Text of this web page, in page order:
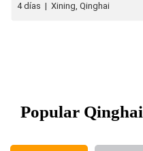
4 días | Xining, Qinghai
Popular